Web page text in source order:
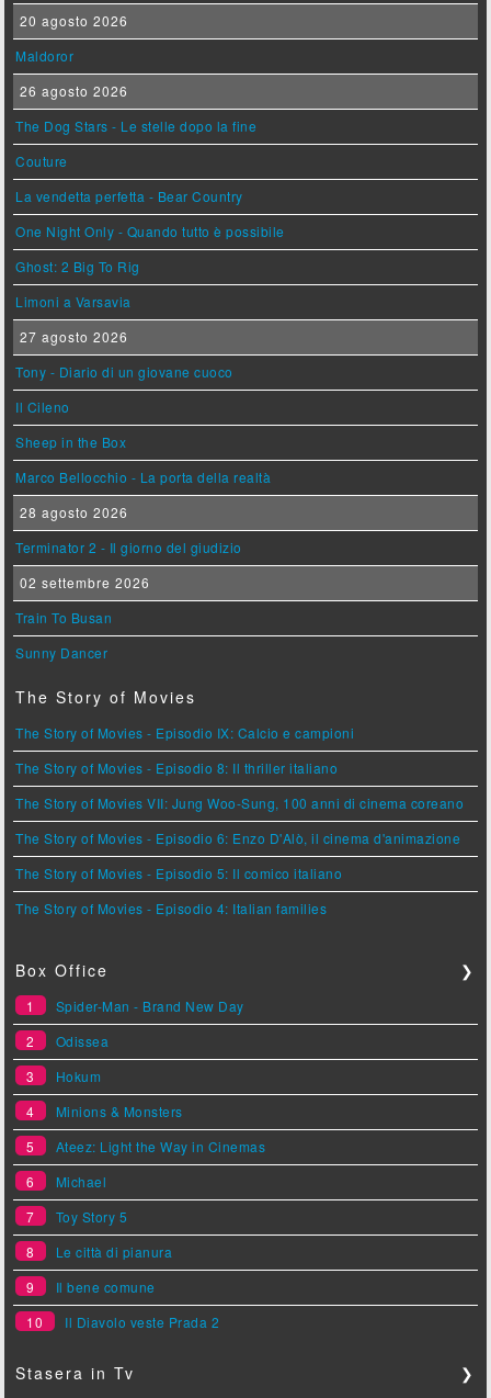
20 agosto 2026
Maldoror
26 agosto 2026
The Dog Stars - Le stelle dopo la fine
Couture
La vendetta perfetta - Bear Country
One Night Only - Quando tutto è possibile
Ghost: 2 Big To Rig
Limoni a Varsavia
27 agosto 2026
Tony - Diario di un giovane cuoco
Il Cileno
Sheep in the Box
Marco Bellocchio - La porta della realtà
28 agosto 2026
Terminator 2 - Il giorno del giudizio
02 settembre 2026
Train To Busan
Sunny Dancer
The Story of Movies
The Story of Movies - Episodio IX: Calcio e campioni
The Story of Movies - Episodio 8: Il thriller italiano
The Story of Movies VII: Jung Woo-Sung, 100 anni di cinema coreano
The Story of Movies - Episodio 6: Enzo D'Alò, il cinema d'animazione
The Story of Movies - Episodio 5: Il comico italiano
The Story of Movies - Episodio 4: Italian families
Box Office ❯
1
Spider-Man - Brand New Day
2
Odissea
3
Hokum
4
Minions & Monsters
5
Ateez: Light the Way in Cinemas
6
Michael
7
Toy Story 5
8
Le città di pianura
9
Il bene comune
10
Il Diavolo veste Prada 2
Stasera in Tv ❯